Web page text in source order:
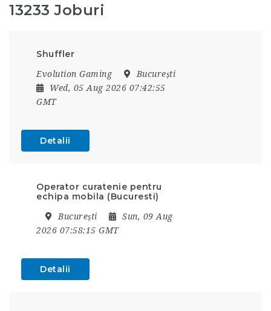
13233 Joburi
Shuffler
Evolution Gaming
București
Wed, 05 Aug 2026 07:42:55
GMT
Detalii
Operator curatenie pentru
echipa mobila (Bucuresti)
București
Sun, 09 Aug
2026 07:58:15 GMT
Detalii